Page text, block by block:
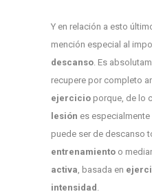
Y en relación a esto
mención especial al
descanso. Es
recupere por completo
ejercicio porque, de lo
lesión es
puede ser de descanso
entrenamiento o
activa, basada en
intensidad .